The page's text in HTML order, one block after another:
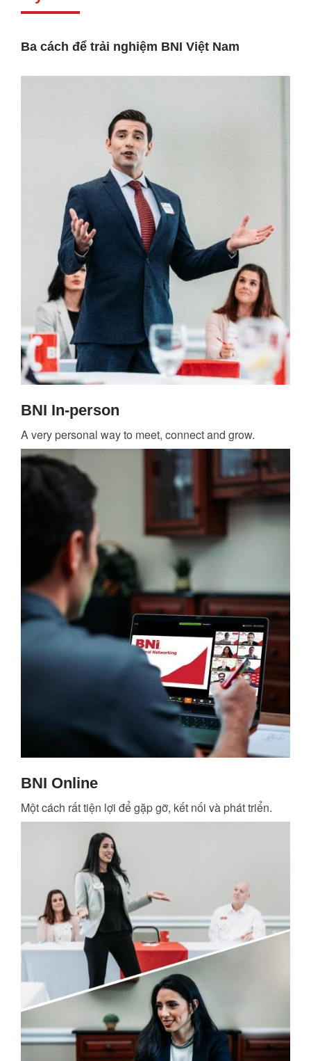
Ba cách để trải nghiệm BNI Việt Nam
BNI In-person
A very personal way to meet, connect and grow.
BNI Online
Một cách rất tiện lợi để gặp gỡ, kết nối và phát triển.